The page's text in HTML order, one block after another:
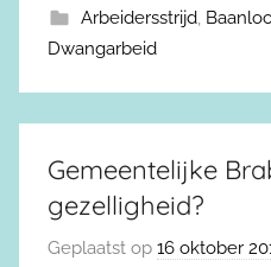
Arbeidersstrijd,
Dwangarbeid
Gemeentelijke
gezelligheid?
Geplaatst op 16 oktober